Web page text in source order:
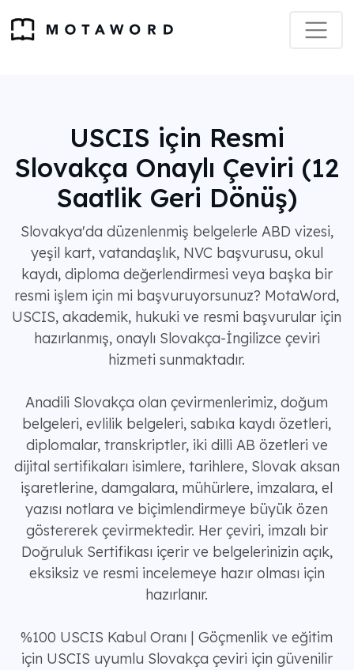
USCIS için Resmi
Slovakça Onaylı Çeviri (12
Saatlik Geri Dönüş)
Slovakya'da düzenlenmiş belgelerle ABD vizesi,
yeşil kart, vatandaşlık, NVC başvurusu, okul
kaydı, diploma değerlendirmesi veya başka bir
resmi işlem için mi başvuruyorsunuz? MotaWord,
USCIS, akademik, hukuki ve resmi başvurular için
hazırlanmış, onaylı Slovakça-İngilizce çeviri
hizmeti sunmaktadır.
Anadili Slovakça olan çevirmenlerimiz, doğum
belgeleri, evlilik belgeleri, sabıka kaydı özetleri,
diplomalar, transkriptler, iki dilli AB özetleri ve
dijital sertifikaları isimlere, tarihlere, Slovak aksan
işaretlerine, damgalara, mühürlere, imzalara, el
yazısı notlara ve biçimlendirmeye büyük özen
göstererek çevirmektedir. Her çeviri, imzalı bir
Doğruluk Sertifikası içerir ve belgelerinizin açık,
eksiksiz ve resmi incelemeye hazır olması için
hazırlanır.
%100 USCIS Kabul Oranı | Göçmenlik ve eğitim
için USCIS uyumlu Slovakça çeviri için güvenilir